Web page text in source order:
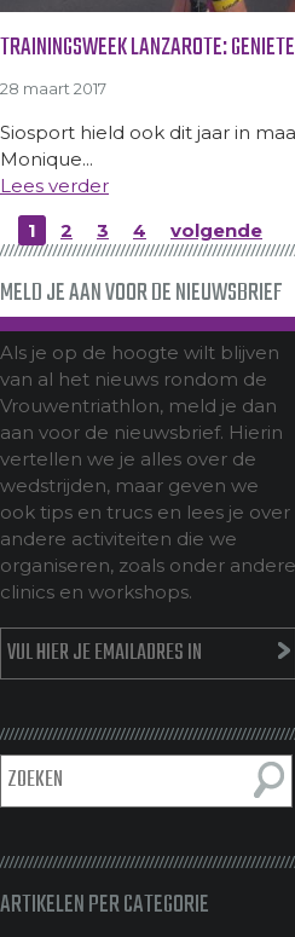
TRAININGSWEEK LANZAROTE:
28 maart 2017
Siosport hield ook dit jaar in
Monique...
Lees verder
1
2 3 4 volgende
MELD JE AAN VOOR DE NIEUWSBRIEF
Als je op de hoogte wilt blijven
van al het nieuws rondom de
Vrouwentriathlon, meld je dan
aan voor de nieuwsbrief. Hierin
vertellen we je alles over de
wedstrijden, maar geven we
ook tips en trucs en lees je over
andere activiteiten die we
organiseren, zoals onder andere
clinics en workshops.
ARTIKELEN PER CATEGORIE